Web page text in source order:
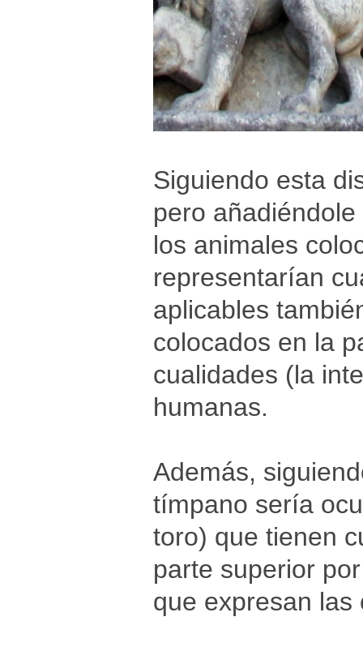
Siguiendo esta
pero
los animales
representarían
aplicables
colocados en la
cualidades (la
humanas.
Además,
tímpano sería
toro) que tienen
parte superior
que expresan